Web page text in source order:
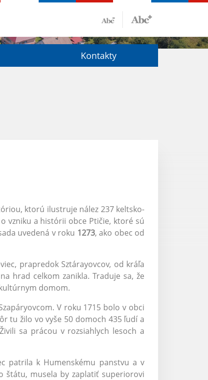
Kontakty
ktorú ilustruje nález 237 keltsko-
vzniku a histórii obce Ptičie, ktoré sú
uvedená v roku 1273, ako obec od
prapredok Sztárayovcov, od kráľa
hrad celkom zanikla. Traduje sa, že
domom.
V roku 1715 bolo v obci
tu žilo vo vyše 50 domoch 435 ľudí a
sa prácou v rozsiahlych lesoch a
patrila k Humenskému panstvu a v
štátu, musela by zaplatiť superiorovi